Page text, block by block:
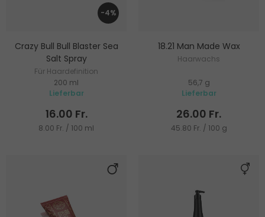
-4%
Crazy Bull Bull Blaster Sea
Salt Spray
Für Haardefinition
200 ml
Lieferbar
16.00 Fr.
8.00 Fr. / 100 ml
18.21 Man Made Wax
Haarwachs
56,7 g
Lieferbar
26.00 Fr.
45.80 Fr. / 100 g